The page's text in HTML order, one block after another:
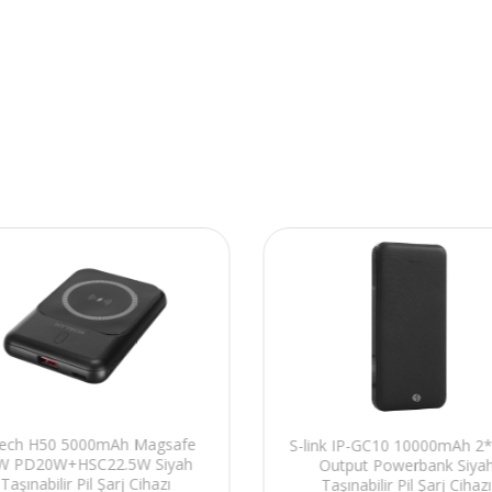
H50 5000mAh Magsafe
PD20W+HSC22.5W Siyah
Taşınabilir Pil Şarj Cihazı
S-link IP-GC10 10000mAh
Output Powerbank
Taşınabilir Pil Şarj Cihazı